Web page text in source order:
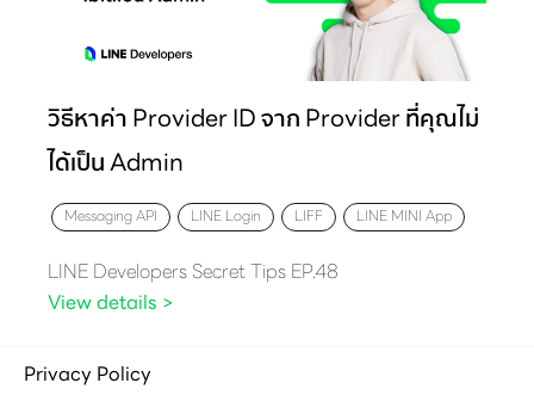
วิธีหาค่า Provider ID จาก Provider ที่คุณไม่
ได้เป็น Admin
Messaging API LINE Login LIFF LINE MINI App
LINE Developers Secret Tips EP.48
View details >
Privacy Policy